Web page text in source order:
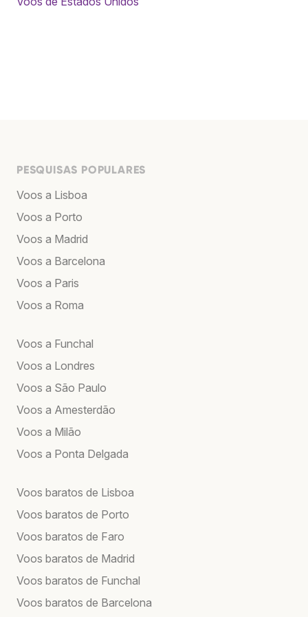
PESQUISAS POPULARES
Voos a Lisboa
Voos a Porto
Voos a Madrid
Voos a Barcelona
Voos a Paris
Voos a Roma
Voos a Funchal
Voos a Londres
Voos a São Paulo
Voos a Amesterdão
Voos a Milão
Voos a Ponta Delgada
Voos baratos de Lisboa
Voos baratos de Porto
Voos baratos de Faro
Voos baratos de Madrid
Voos baratos de Funchal
Voos baratos de Barcelona